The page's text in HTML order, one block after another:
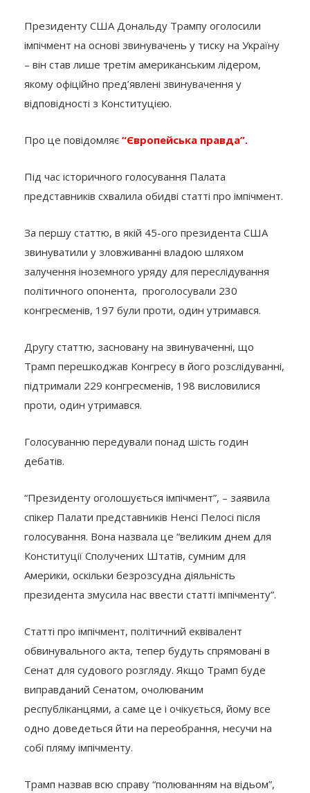
Президенту США Дональду Трампу оголосили
імпічмент на основі звинувачень у тиску на Україну
– він став лише третім американським лідером,
якому офіційно пред’явлені звинувачення у
відповідності з Конституцією.
Про це повідомляє “Європейська правда”.
Під час історичного голосування Палата
представників схвалила обидві статті про імпічмент.
За першу статтю, в якій 45-ого президента США
звинуватили у зловживанні владою шляхом
залучення іноземного уряду для переслідування
політичного опонента, проголосували 230
конгресменів, 197 були проти, один утримався.
Другу статтю, засновану на звинуваченні, що
Трамп перешкоджав Конгресу в його розслідуванні,
підтримали 229 конгресменів, 198 висловилися
проти, один утримався.
Голосуванню передували понад шість годин
дебатів.
“Президенту оголошується імпічмент”, – заявила
спікер Палати представників Ненсі Пелосі після
голосування. Вона назвала це “великим днем для
Конституції Сполучених Штатів, сумним для
Америки, оскільки безрозсудна діяльність
президента змусила нас ввести статті імпічменту”.
Статті про імпічмент, політичний еквівалент
обвинувального акта, тепер будуть спрямовані в
Сенат для судового розгляду. Якщо Трамп буде
виправданий Сенатом, очолюваним
республіканцями, а саме це і очікується, йому все
одно доведеться йти на переобрання, несучи на
собі пляму імпічменту.
Трамп назвав всю справу “полюванням на відьом”,